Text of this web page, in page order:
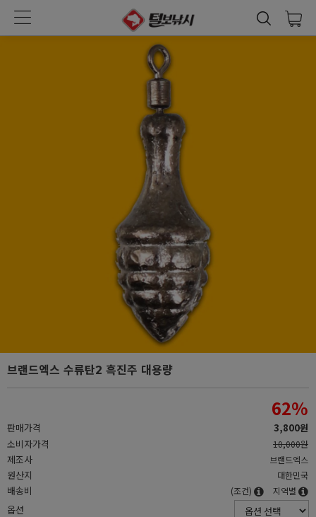
브랜드엑스 수류탄2 흑진주 대용량
판매가격
62%
3,800원
소비자가격
10,000원
제조사 브랜드엑스
원산지 대한민국
배송비 (조건) 지역별
옵션